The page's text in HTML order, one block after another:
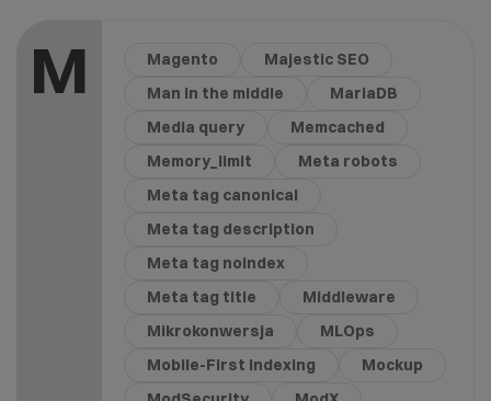
M Magento
Majestic SEO
Man in the middle
MariaDB
Media query
Memcached
Memory_limit
Meta robots
Meta tag canonical
Meta tag description
Meta tag noindex
Meta tag title
Middleware
Mikrokonwersja
MLOps
Mobile-First Indexing
Mockup